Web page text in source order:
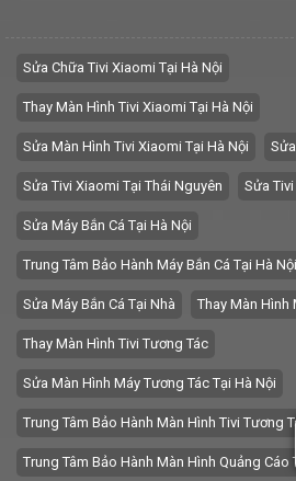
Sửa Chữa Tivi Xiaomi Tại Hà Nội
Thay Màn Hình Tivi Xiaomi Tại Hà Nội
Sửa Màn Hình Tivi Xiaomi Tại Hà Nội
Sửa Tivi Xiaomi Tại Thái Nguyên Sửa
Sửa Máy Bắn Cá Tại Hà Nội
Trung Tâm Bảo Hành Máy Bắn Cá Tại Hà Nội
Sửa Máy Bắn Cá Tại Nhà Thay Màn Hình
Thay Màn Hình Tivi Tương Tác
Sửa Màn Hình Máy Tương Tác Tại Hà Nội
Trung Tâm Bảo Hành Màn Hình Tivi Tương
Trung Tâm Bảo Hành Màn Hình Quảng Cáo